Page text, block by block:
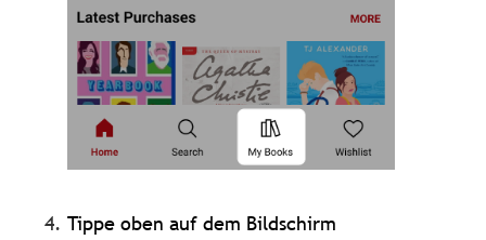
Tippe oben auf dem Bildschirm